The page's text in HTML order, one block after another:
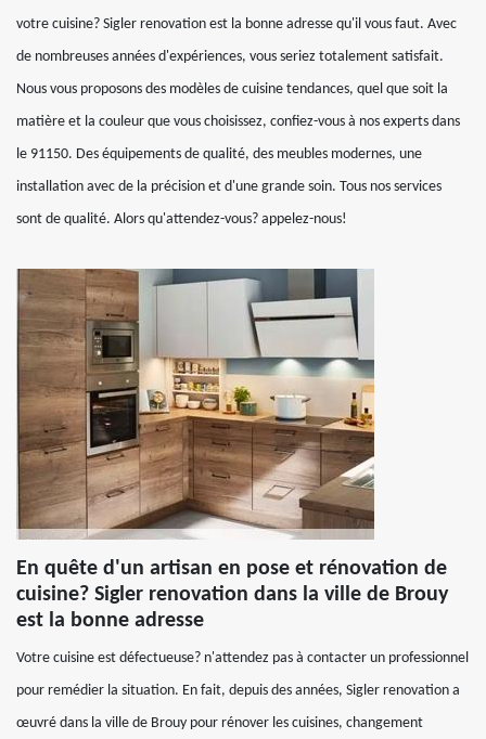
votre cuisine? Sigler renovation est la bonne adresse qu'il vous faut. Avec
de nombreuses années d'expériences, vous seriez totalement satisfait.
Nous vous proposons des modèles de cuisine tendances, quel que soit la
matière et la couleur que vous choisissez, confiez-vous à nos experts dans
le 91150. Des équipements de qualité, des meubles modernes, une
installation avec de la précision et d'une grande soin. Tous nos services
sont de qualité. Alors qu'attendez-vous? appelez-nous!
En quête d'un artisan en pose et rénovation de
cuisine? Sigler renovation dans la ville de Brouy
est la bonne adresse
Votre cuisine est défectueuse? n'attendez pas à contacter un professionnel
pour remédier la situation. En fait, depuis des années, Sigler renovation a
œuvré dans la ville de Brouy pour rénover les cuisines, changement